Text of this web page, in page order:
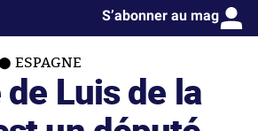
S’abonner au mag
ESPAGNE
Luis de la